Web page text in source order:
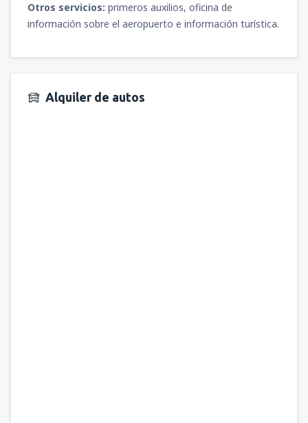
Otros servicios: primeros auxilios, oficina de
información sobre el aeropuerto e información turística.
Alquiler de autos